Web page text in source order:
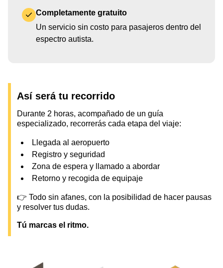
Completamente gratuito
Un servicio sin costo para pasajeros dentro del
espectro autista.
Así será tu recorrido
Durante 2 horas, acompañado de un guía
especializado, recorrerás cada etapa del viaje:
Llegada al aeropuerto
Registro y seguridad
Zona de espera y llamado a abordar
Retorno y recogida de equipaje
👉 Todo sin afanes, con la posibilidad de hacer pausas
y resolver tus dudas.
Tú marcas el ritmo.